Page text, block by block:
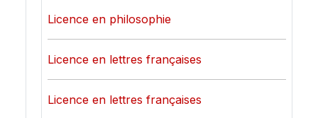
Licence en philosophie
Licence en lettres françaises
Licence en lettres françaises